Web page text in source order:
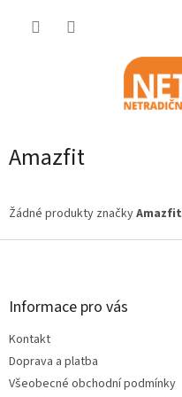
Amazfit
Žádné produkty značkyAmazfit
Z
Informace pro vás
Kontakt
Doprava a platba
Všeobecné obchodní podmínky